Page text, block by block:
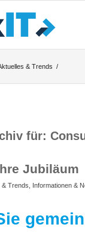
& Trends /
für:
Jubiläum
& Trends Informationen &